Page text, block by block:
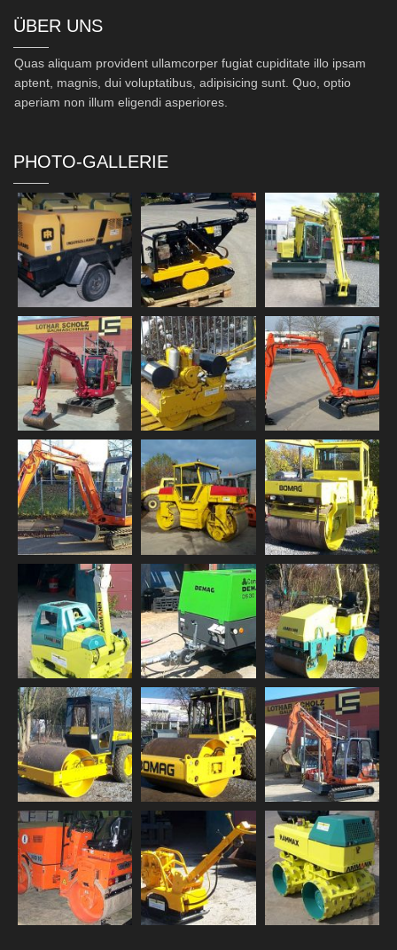
ÜBER UNS
Quas aliquam provident ullamcorper fugiat cupiditate illo ipsam
aptent, magnis, dui voluptatibus, adipisicing sunt. Quo, optio
aperiam non illum eligendi asperiores.
PHOTO-GALLERIE